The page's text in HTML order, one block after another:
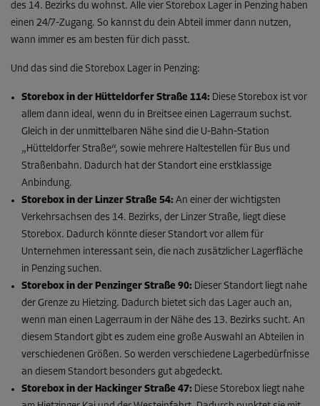
des 14. Bezirks du wohnst. Alle vier Storebox Lager in Penzing haben
einen 24/7-Zugang. So kannst du dein Abteil immer dann nutzen,
wann immer es am besten für dich passt.
Und das sind die Storebox Lager in Penzing:
Storebox in der Hütteldorfer Straße 114: Diese Storebox ist vor
allem dann ideal, wenn du in Breitsee einen Lagerraum suchst.
Gleich in der unmittelbaren Nähe sind die U-Bahn-Station
„Hütteldorfer Straße“, sowie mehrere Haltestellen für Bus und
Straßenbahn. Dadurch hat der Standort eine erstklassige
Anbindung.
Storebox in der Linzer Straße 54: An einer der wichtigsten
Verkehrsachsen des 14. Bezirks, der Linzer Straße, liegt diese
Storebox. Dadurch könnte dieser Standort vor allem für
Unternehmen interessant sein, die nach zusätzlicher Lagerfläche
in Penzing suchen.
Storebox in der Penzinger Straße 90: Dieser Standort liegt nahe
der Grenze zu Hietzing. Dadurch bietet sich das Lager auch an,
wenn man einen Lagerraum in der Nähe des 13. Bezirks sucht. An
diesem Standort gibt es zudem eine große Auswahl an Abteilen in
verschiedenen Größen. So werden verschiedene Lagerbedürfnisse
an diesem Standort besonders gut abgedeckt.
Storebox in der Hackinger Straße 47: Diese Storebox liegt nahe